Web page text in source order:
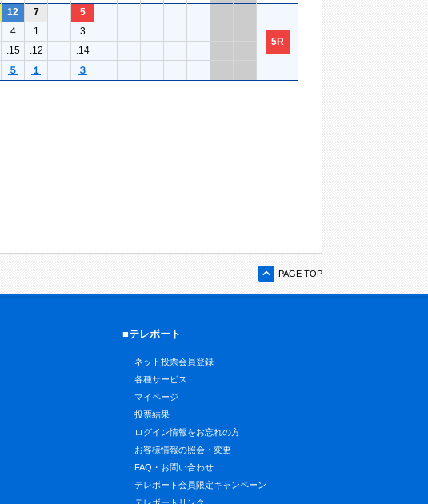
12 7 5
5R
4 1
3
.15 .12
.14
５ １ ３
PAGE TOP
■テレボート
ネット投票会員登録
各種サービス
マイページ
投票結果
ログイン情報をお忘れの方
お客様情報の照会・変更
FAQ・お問い合わせ
テレボート会員限定キャンペーン